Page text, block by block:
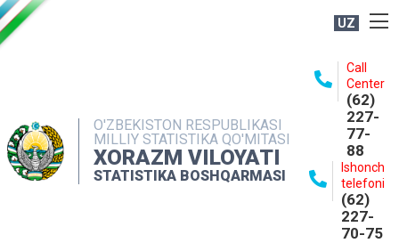
UZ
O'ZBEKISTON RESPUBLIKASI
MILLIY STATISTIKA QO'MITASI
XORAZM VILOYATI
STATISTIKA BOSHQARMASI
Call
Center
(62)
227-
77-
88
Ishonch
telefoni
(62)
227-
70-75
NASHRLAR
INTERAKTIV XIZMATLAR
MATBUOT XIZMATI